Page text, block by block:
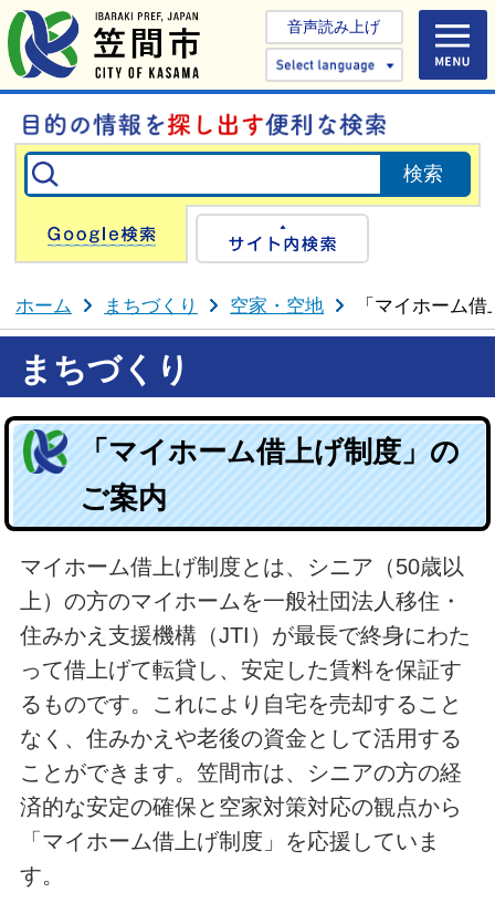
音声読み上げ
Select
Google検索
ホーム まちづくり 空家・空地 「マイホーム
まちづくり
「マイホーム借上げ制度」の
ご案内
マイホーム借上げ制度とは、シニア（50歳以
上）の方のマイホームを一般社団法人移住・
住みかえ支援機構（JTI）が最長で終身にわた
って借上げて転貸し、安定した賃料を保証す
るものです。これにより自宅を売却すること
なく、住みかえや老後の資金として活用する
ことができます。笠間市は、シニアの方の経
済的な安定の確保と空家対策対応の観点から
「マイホーム借上げ制度」を応援していま
す。